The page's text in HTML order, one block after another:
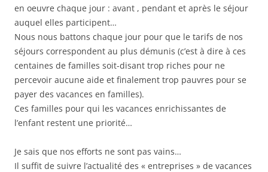
en oeuvre chaque jour : avant , pendant et après le séjour
auquel elles participent…
Nous nous battons chaque jour pour que le tarifs de nos
séjours correspondent au plus démunis (c’est à dire à ces
centaines de familles soit-disant trop riches pour ne
percevoir aucune aide et finalement trop pauvres pour se
payer des vacances en familles).
Ces familles pour qui les vacances enrichissantes de
l’enfant restent une priorité…
Je sais que nos efforts ne sont pas vains…
Il suffit de suivre l’actualité des « entreprises » de vacances